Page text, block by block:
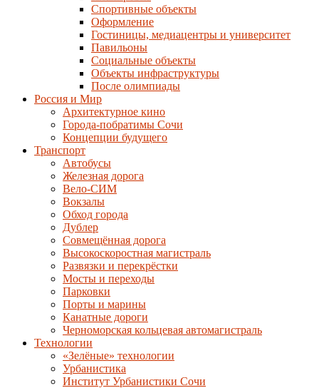
Спортивные объекты
Оформление
Гостиницы, медиацентры и университет
Павильоны
Социальные объекты
Объекты инфраструктуры
После олимпиады
Россия и Мир
Архитектурное кино
Города-побратимы Сочи
Концепции будущего
Транспорт
Автобусы
Железная дорога
Вело-СИМ
Вокзалы
Обход города
Дублер
Совмещённая дорога
Высокоскоростная магистраль
Развязки и перекрёстки
Мосты и переходы
Парковки
Порты и марины
Канатные дороги
Черноморская кольцевая автомагистраль
Технологии
«Зелёные» технологии
Урбанистика
Институт Урбанистики Сочи